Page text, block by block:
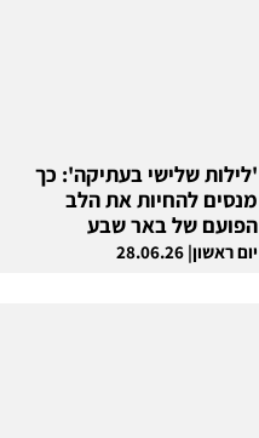
'לילות שלישי בעתיקה': כך
מנסים להחיות את הלב
הפועם של באר שבע
יום ראשון| 28.06.26